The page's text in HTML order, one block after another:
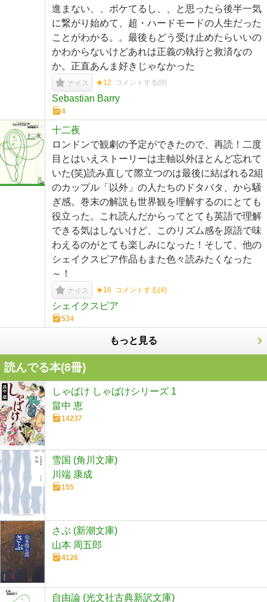
進まない、、ボケてるし、、と思ったら後半一気
に繋がり始めて、超・ハードモードの人生だった
ことがわかる。。最後もどう受け止めたらいいの
かわからないけどあれは正義の執行と救済なの
か。正直あんま好きじゃなかった
ナイス ★12 コメントする(0)
Sebastian Barry
4
十二夜
ロンドンで観劇の予定ができたので、再読！二度
目とはいえストーリーは主軸以外ほとんど忘れて
いた(笑)読み直して際立つのは最後に結ばれる2組
のカップル「以外」の人たちのドタバタ、から騒
ぎ感。巻末の解説も世界観を理解するのにとても
役立った。これ読んだからってとても英語で理解
できる気はしないけど、このリズム感を原語で味
わえるのがとても楽しみになった！そして、他の
シェイクスピア作品もまた色々読みたくなった
～！
ナイス ★16 コメントする(4)
シェイクスピア
534
もっと見る
読んでる本(8冊)
しゃばけ しゃばけシリーズ 1
畠中 恵
14237
雪国 (角川文庫)
川端 康成
155
さぶ (新潮文庫)
山本 周五郎
4126
自由論 (光文社古典新訳文庫)